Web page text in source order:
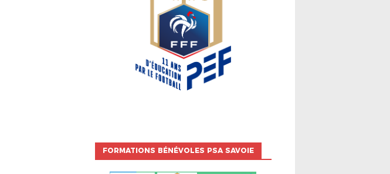
FORMATIONS BÉNÉVOLES PSA SAVOIE